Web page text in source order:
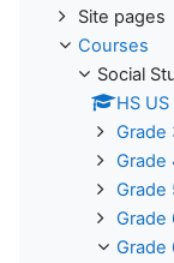
Site pages
Courses
Social
HS
Grade
Grade
Grade
Grade
Grade